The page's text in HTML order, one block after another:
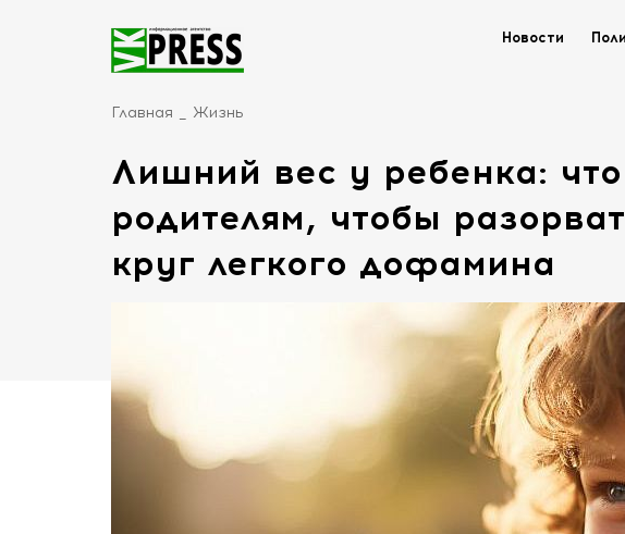
Новости
Главная Жизнь
Лишний вес у ребенка: что
родителям, чтобы
круг легкого дофамина